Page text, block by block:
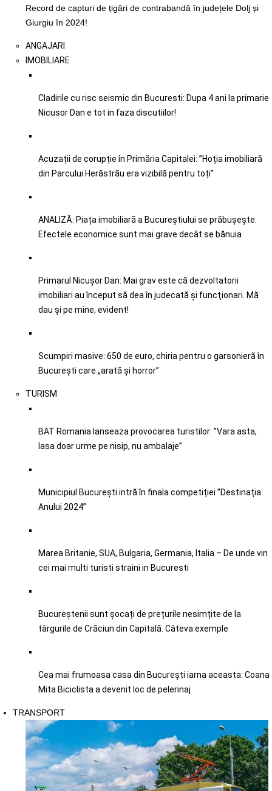
Record de capturi de țigări de contrabandă în județele Dolj și
Giurgiu în 2024!
ANGAJARI
IMOBILIARE
Cladirile cu risc seismic din Bucuresti: Dupa 4 ani la primarie
Nicusor Dan e tot in faza discutiilor!
Acuzații de corupție în Primăria Capitalei: ”Hoția imobiliară
din Parcului Herăstrău era vizibilă pentru toți”
ANALIZĂ: Piața imobiliară a Bucureștiului se prăbușește.
Efectele economice sunt mai grave decât se bănuia
Primarul Nicușor Dan: Mai grav este că dezvoltatorii
imobiliari au început să dea în judecată şi funcţionari. Mă
dau şi pe mine, evident!
Scumpiri masive: 650 de euro, chiria pentru o garsonieră în
București care „arată și horror”
TURISM
BAT Romania lanseaza provocarea turistilor: ”Vara asta,
lasa doar urme pe nisip, nu ambalaje”
Municipiul București intră în finala competiției ”Destinația
Anului 2024”
Marea Britanie, SUA, Bulgaria, Germania, Italia – De unde vin
cei mai multi turisti straini in Bucuresti
Bucureștenii sunt șocați de prețurile nesimțite de la
târgurile de Crăciun din Capitală. Câteva exemple
Cea mai frumoasa casa din București iarna aceasta: Coana
Mita Biciclista a devenit loc de pelerinaj
TRANSPORT